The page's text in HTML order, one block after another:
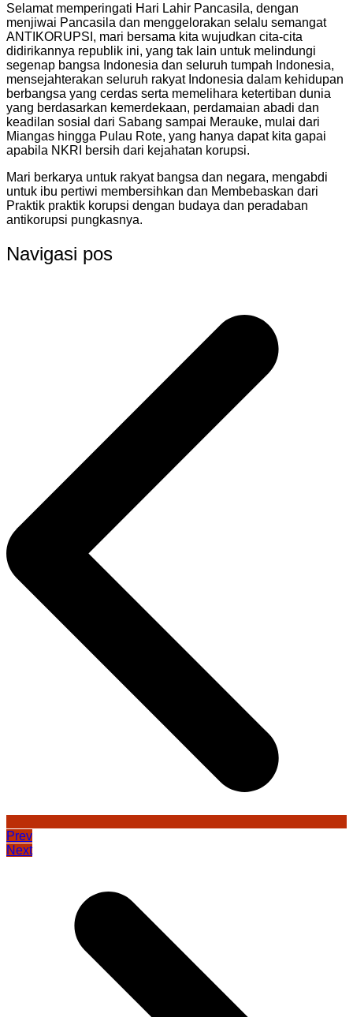
Selamat memperingati Hari Lahir Pancasila, dengan
menjiwai Pancasila dan menggelorakan selalu semangat
ANTIKORUPSI, mari bersama kita wujudkan cita-cita
didirikannya republik ini, yang tak lain untuk melindungi
segenap bangsa Indonesia dan seluruh tumpah Indonesia,
mensejahterakan seluruh rakyat Indonesia dalam kehidupan
berbangsa yang cerdas serta memelihara ketertiban dunia
yang berdasarkan kemerdekaan, perdamaian abadi dan
keadilan sosial dari Sabang sampai Merauke, mulai dari
Miangas hingga Pulau Rote, yang hanya dapat kita gapai
apabila NKRI bersih dari kejahatan korupsi.
Mari berkarya untuk rakyat bangsa dan negara, mengabdi
untuk ibu pertiwi membersihkan dan Membebaskan dari
Praktik praktik korupsi dengan budaya dan peradaban
antikorupsi pungkasnya.
Navigasi pos
Prev
Next